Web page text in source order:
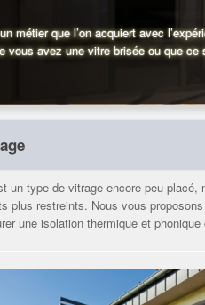
métier que l’on acquiert avec
vous avez une vitre brisée ou que
un type de vitrage encore peu
plus restreints. Nous vous
une isolation thermique et phonique